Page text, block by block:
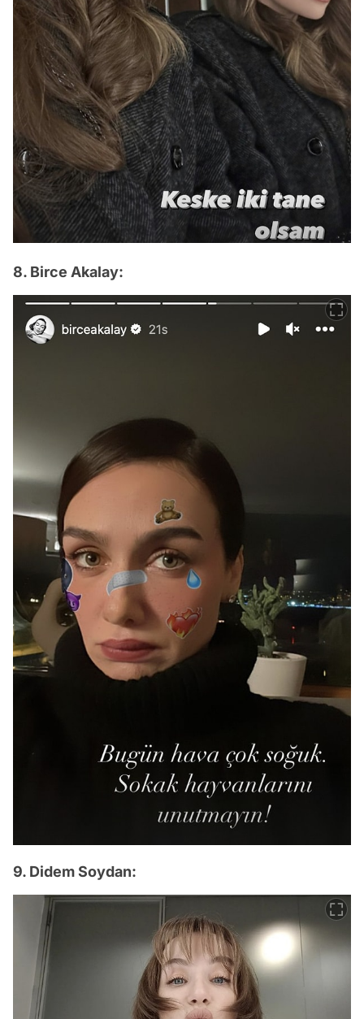
8. Birce Akalay:
9. Didem Soydan: